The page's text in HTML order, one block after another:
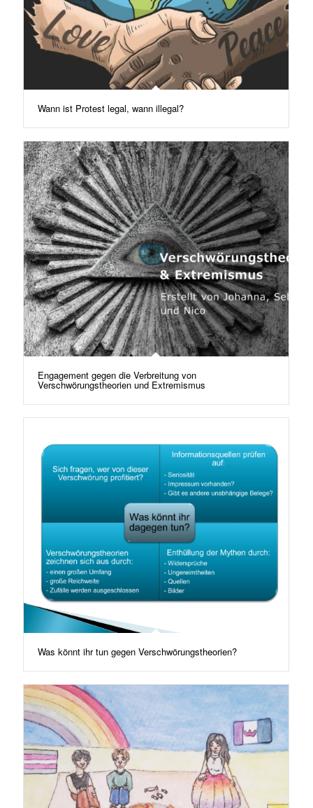
Wann ist Protest legal, wann illegal?
Engagement gegen die Verbreitung von
Verschwörungstheorien und Extremismus
Was könnt ihr tun gegen Verschwörungstheorien?